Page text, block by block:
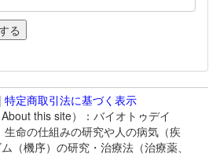
| 特定商取引法に基づく表示
this site）：バイオトゥデイ
生命の仕組みの研究や人の病気（疾
（機序）の研究・治療法（治療薬、